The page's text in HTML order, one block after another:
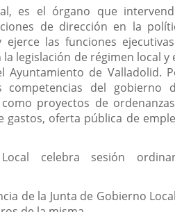
es el órgano que
de dirección en la
las funciones
legislación de régimen local y
Ayuntamiento de Valladolid.
competencias del gobierno
proyectos de
gastos, oferta pública de
celebra sesión
de la Junta de Gobierno